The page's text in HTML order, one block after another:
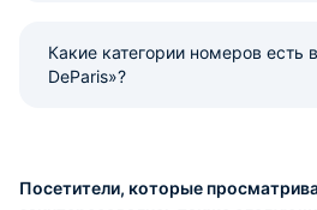
Какие категории номеров есть
DeParis»?
Посетители, которые